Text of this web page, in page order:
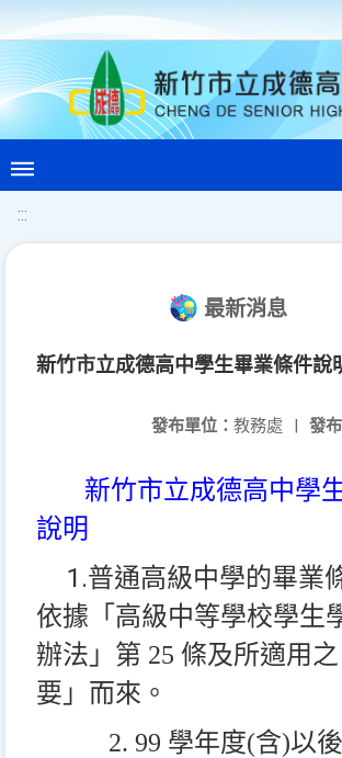
:::
最新消息
新竹市立成德高中學生畢業條件說
發
發布單位： 教務處 |
新竹市立成德高中學
說明
1.普通高級中學的畢業
依據 「高級中等學校學生
辦法」 第 25 條及所適用
要」而來。
2. 99 學年度(含)以